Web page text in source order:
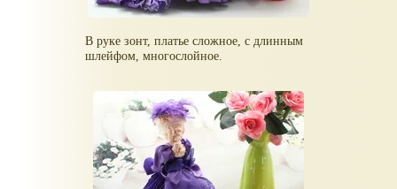
В руке зонт, платье сложное, с длинным
шлейфом, многослойное.